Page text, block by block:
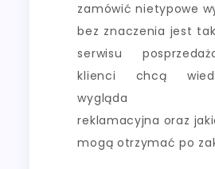
zamówić nietypowe
bez znaczenia jest
serwisu
klienci chcą
wygląda
reklamacyjna oraz
mogą otrzymać po